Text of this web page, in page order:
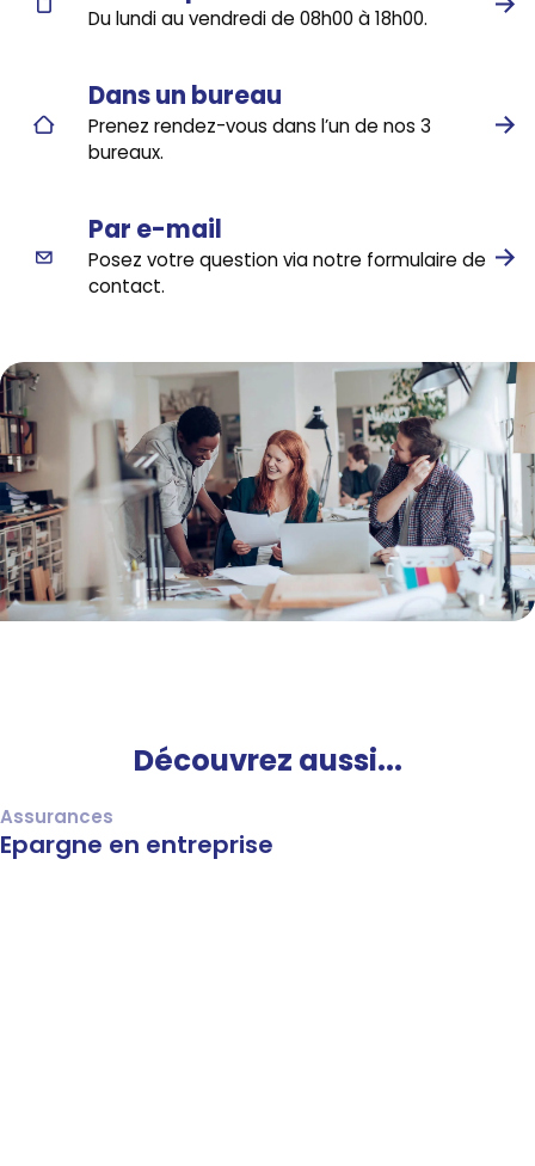
Du lundi au vendredi de 08h00 à 18h00.
Dans un bureau
Prenez rendez-vous dans l’un de nos 3
bureaux.
Par e-mail
Posez votre question via notre formulaire de
contact.
Découvrez aussi...
Assurances
Epargne en entreprise